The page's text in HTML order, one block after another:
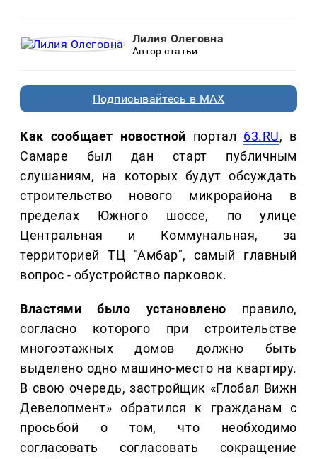
Лилия Олеговна
Автор статьи
Подписывайтесь в MAX
Как сообщает новостной портал 63.RU, в
Самаре был дан старт публичным
слушаниям, на которых будут обсуждать
строительство нового микрорайона в
пределах Южного шоссе, по улице
Центральная и Коммунальная, за
территорией ТЦ "Амбар", самый главный
вопрос - обустройство парковок.
Властями было установлено правило,
согласно которого при строительстве
многоэтажных домов должно быть
выделено одно машино-место на квартиру.
В свою очередь, застройщик «Глобал Вижн
Девелопмент» обратился к гражданам с
просьбой о том, что необходимо
согласовать согласовать сокращение